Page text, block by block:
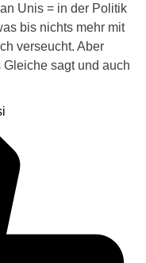
Unis = in der Politik
bis nichts mehr mit
verseucht. Aber
sagt und auch